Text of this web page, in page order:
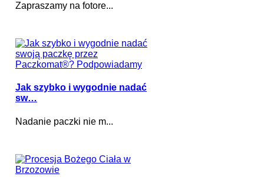
Zapraszamy na fotore...
Jak szybko i wygodnie nadać
sw…
Nadanie paczki nie m...